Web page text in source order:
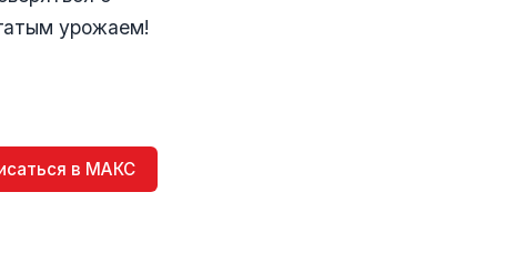
урожаем!
в МАКС